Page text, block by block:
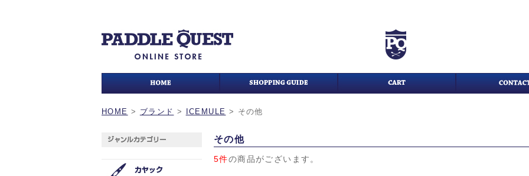
HOME > ブランド > ICEMULE > その他
その他
5件の商品がございます。